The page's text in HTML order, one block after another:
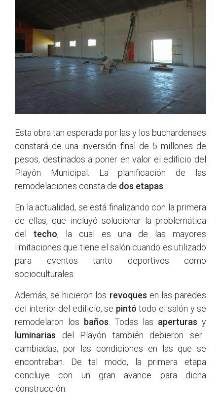
Esta obra tan esperada por las y los buchardenses
constará de una inversión final de 5 millones de
pesos, destinados a poner en valor el edificio del
Playón Municipal. La planificación de las
remodelaciones consta de dos etapas.
En la actualidad, se está finalizando con la primera
de ellas, que incluyó solucionar la problemática
del
techo, la cual es una de las mayores
limitaciones que tiene el salón cuando es utilizado
para eventos tanto deportivos como
socioculturales.
Además, se hicieron los revoques en las paredes
del interior del edificio, se pintó todo el salón y se
remodelaron los baños. Todas las aperturas y
luminarias del Playón también debieron ser
cambiadas, por las condiciones en las que se
encontraban. De tal modo, la primera etapa
concluye con un gran avance para dicha
construcción.